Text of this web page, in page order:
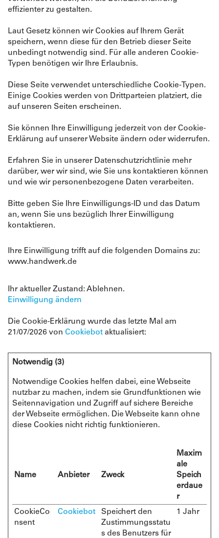
effizienter zu gestalten.
Laut Gesetz können wir Cookies auf Ihrem Gerät
speichern, wenn diese für den Betrieb dieser Seite
unbedingt notwendig sind. Für alle anderen Cookie-
Typen benötigen wir Ihre Erlaubnis.
Diese Seite verwendet unterschiedliche Cookie-Typen.
Einige Cookies werden von Drittparteien platziert, die
auf unseren Seiten erscheinen.
Sie können Ihre Einwilligung jederzeit von der Cookie-
Erklärung auf unserer Website ändern oder widerrufen.
Erfahren Sie in unserer Datenschutzrichtlinie mehr
darüber, wer wir sind, wie Sie uns kontaktieren können
und wie wir personenbezogene Daten verarbeiten.
Bitte geben Sie Ihre Einwilligungs-ID und das Datum
an, wenn Sie uns bezüglich Ihrer Einwilligung
kontaktieren.
Ihre Einwilligung trifft auf die folgenden Domains zu:
www.handwerk.de
Ihr aktueller Zustand: Ablehnen.
Einwilligung ändern
Die Cookie-Erklärung wurde das letzte Mal am
21/07/2026 von Cookiebot aktualisiert:
Notwendig (3)
Notwendige Cookies helfen dabei, eine Webseite
nutzbar zu machen, indem sie Grundfunktionen wie
Seitennavigation und Zugriff auf sichere Bereiche
der Webseite ermöglichen. Die Webseite kann ohne
diese Cookies nicht richtig funktionieren.
Name Anbieter Zweck
Maxim
ale
Speich
erdaue
r
CookieCo
nsent
Cookiebot
Speichert den
Zustimmungsstatu
s des Benutzers für
1 Jahr